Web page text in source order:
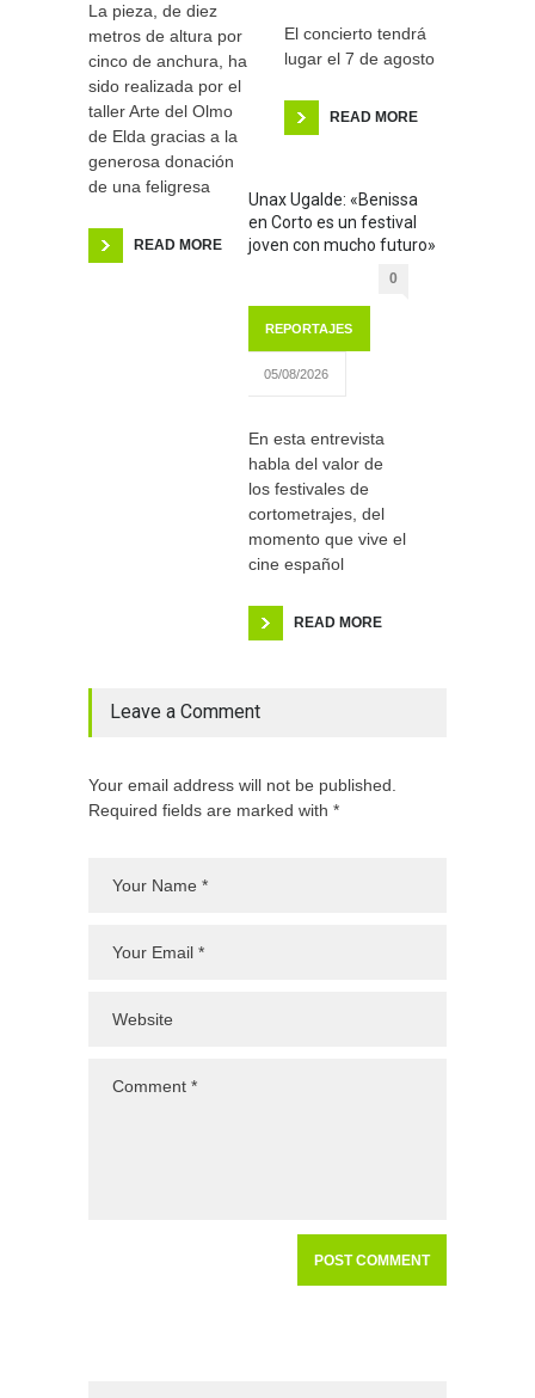
La pieza, de diez
metros de altura por
cinco de anchura, ha
sido realizada por el
taller Arte del Olmo
de Elda gracias a la
generosa donación
de una feligresa
READ MORE
El concierto tendrá
lugar el 7 de agosto
READ MORE
Unax Ugalde: «Benissa
en Corto es un festival
joven con mucho futuro»
0
REPORTAJES
05/08/2026
En esta entrevista
habla del valor de
los festivales de
cortometrajes, del
momento que vive el
cine español
READ MORE
Leave a Comment
Your email address will not be published.
Required fields are marked with *